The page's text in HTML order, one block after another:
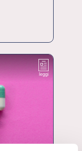
leggi